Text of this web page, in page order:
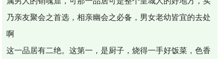
乃亲友聚会之首选，相亲幽会之必备，男女老幼皆宜的去处
啊
这一品居有二绝。这第一，是厨子，烧得一手好饭菜，色香